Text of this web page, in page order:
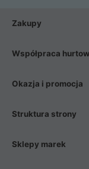
wentylatory. Na
Zakupy
Współpraca
Okazja i promocja
Struktura strony
Sklepy marek